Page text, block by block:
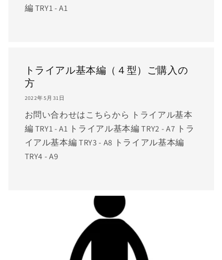
編 TRY1 - A1
トライアル基本編（４型）ご購入の
方
2022年5月31日
お問い合わせはこちらから トライアル基本
編 TRY1 - A1 トライアル基本編 TRY2 - A7 トラ
イアル基本編 TRY3 - A8 トライアル基本編
TRY4 - A9